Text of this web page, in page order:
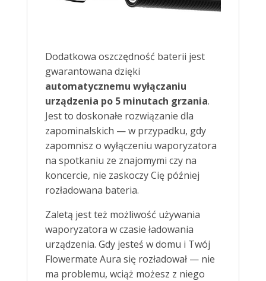
Dodatkowa oszczędność baterii jest
gwarantowana dzięki
automatycznemu wyłączaniu
urządzenia po 5 minutach grzania.
Jest to doskonałe rozwiązanie dla
zapominalskich — w przypadku, gdy
zapomnisz o wyłączeniu waporyzatora
na spotkaniu ze znajomymi czy na
koncercie, nie zaskoczy Cię później
rozładowana bateria.
Zaletą jest też możliwość używania
waporyzatora w czasie ładowania
urządzenia. Gdy jesteś w domu i Twój
Flowermate Aura się rozładował — nie
ma problemu, wciąż możesz z niego